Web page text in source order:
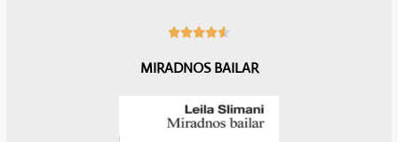

6
5
MIRADNOS BAILAR